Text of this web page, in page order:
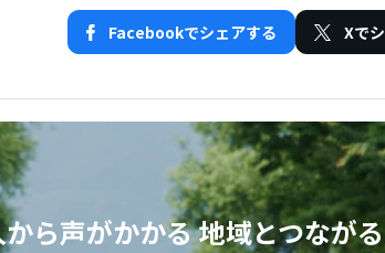
Facebookでシェアする Xで
ら声がかかる地域とつなが